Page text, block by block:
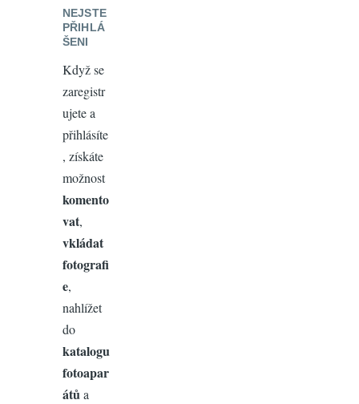
NEJSTE
PŘIHLÁ
ŠENI
Když se
zaregistr
ujete a
přihlásíte
, získáte
možnost
komento
vat,
vkládat
fotografi
e,
nahlížet
do
katalogu
fotoapar
átů a